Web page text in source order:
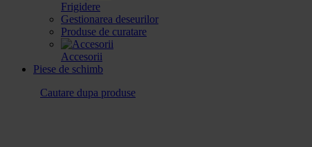
Frigidere
Gestionarea deseurilor
Produse de curatare
Accesorii
Piese de schimb
Cautare dupa produse